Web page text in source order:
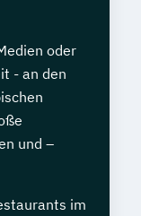
oder
- an den
und –
im